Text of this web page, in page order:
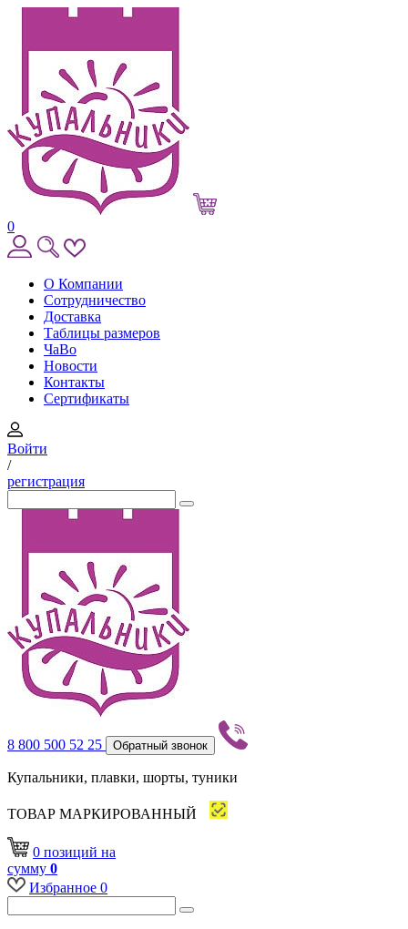
0
О Компании
Сотрудничество
Доставка
Таблицы размеров
ЧаВо
Новости
Контакты
Сертификаты
Войти
/
регистрация
8 800 500 52 25 Обратный звонок
Купальники, плавки, шорты, туники
ТОВАР МАРКИРОВАННЫЙ
0 позиций на
сумму 0
Избранное 0